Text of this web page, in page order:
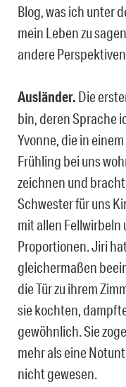
Blog, was ich unter
mein Leben zu
andere
Ausländer. Die
bin, deren Sprache
Yvonne, die in
Frühling bei uns
zeichnen und
Schwester für uns
mit allen
Proportionen. Jiri
gleichermaßen
die Tür zu ihrem
sie kochten,
gewöhnlich. Sie
mehr als eine
nicht gewesen.